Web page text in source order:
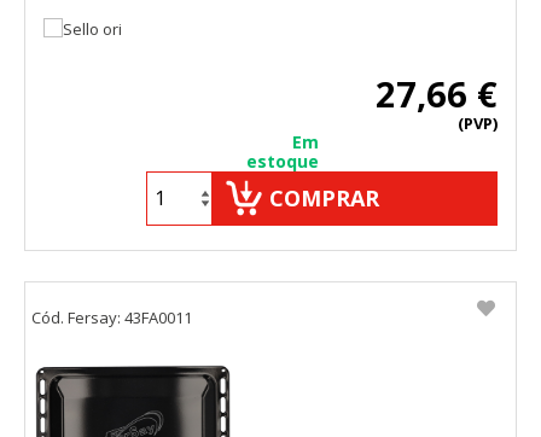
27,66 €
(PVP)
Em
estoque
COMPRAR
Cód. Fersay: 43FA0011